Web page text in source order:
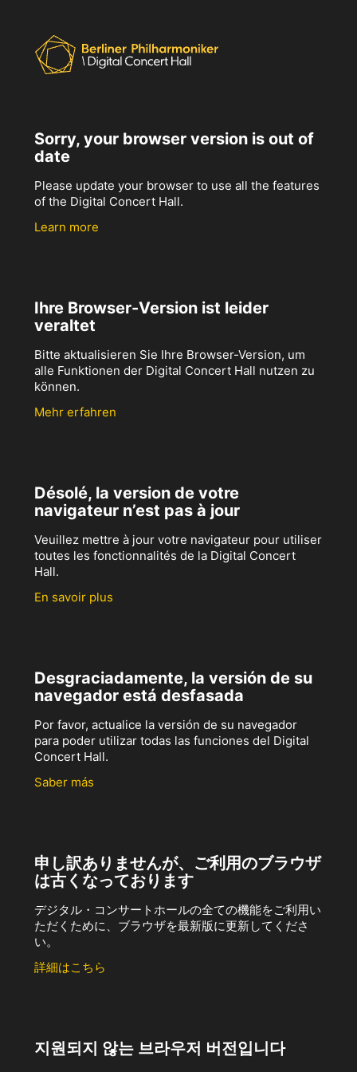
Sorry, your browser version is out of
date
Please update your browser to use all the features
of the Digital Concert Hall.
Learn more
Ihre Browser-Version ist leider
veraltet
Bitte aktualisieren Sie Ihre Browser-Version, um
alle Funktionen der Digital Concert Hall nutzen zu
können.
Mehr erfahren
Désolé, la version de votre
navigateur n’est pas à jour
Veuillez mettre à jour votre navigateur pour utiliser
toutes les fonctionnalités de la Digital Concert
Hall.
En savoir plus
Desgraciadamente, la versión de su
navegador está desfasada
Por favor, actualice la versión de su navegador
para poder utilizar todas las funciones del Digital
Concert Hall.
Saber más
申し訳ありませんが、ご利用のブラウザ
は古くなっております
デジタル・コンサートホールの全ての機能をご利用い
ただくために、ブラウザを最新版に更新してくださ
い。
詳細はこちら
지원되지 않는 브라우저 버전입니다